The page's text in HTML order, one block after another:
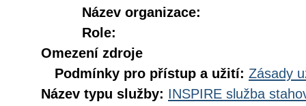
Název organizace:
Role:
Omezení zdroje
Podmínky pro přístup a užití: Zásady
Název typu služby: INSPIRE služba